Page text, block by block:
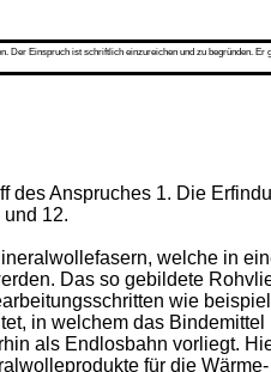
Der Einspruch ist schriftlich einzureichen und zu begründen.
Anspruches 1. Die
12.
welche in
Das so gebildete
wie
in welchem das
als Endlosbahn vorliegt.
für die